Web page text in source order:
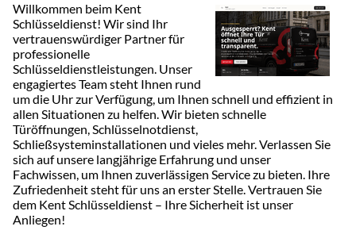
Willkommen beim Kent
Schlüsseldienst! Wir sind Ihr
vertrauenswürdiger Partner für
professionelle
Schlüsseldienstleistungen. Unser
engagiertes Team steht Ihnen rund
um die Uhr zur Verfügung, um Ihnen schnell und effizient in
allen Situationen zu helfen. Wir bieten schnelle
Türöffnungen, Schlüsselnotdienst,
Schließsysteminstallationen und vieles mehr. Verlassen Sie
sich auf unsere langjährige Erfahrung und unser
Fachwissen, um Ihnen zuverlässigen Service zu bieten. Ihre
Zufriedenheit steht für uns an erster Stelle. Vertrauen Sie
dem Kent Schlüsseldienst – Ihre Sicherheit ist unser
Anliegen!